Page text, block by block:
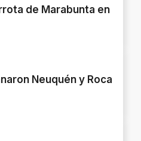
de Marabunta en
Neuquén y Roca